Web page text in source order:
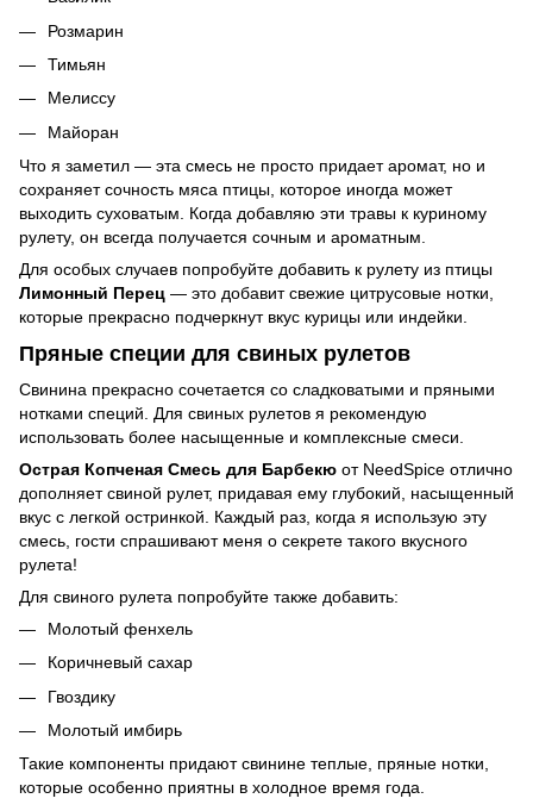
Розмарин
Тимьян
Мелиссу
Майоран
Что я заметил — эта смесь не просто придает аромат, но и
сохраняет сочность мяса птицы, которое иногда может
выходить суховатым. Когда добавляю эти травы к куриному
рулету, он всегда получается сочным и ароматным.
Для особых случаев попробуйте добавить к рулету из птицы
Лимонный Перец — это добавит свежие цитрусовые нотки,
которые прекрасно подчеркнут вкус курицы или индейки.
Пряные специи для свиных рулетов
Свинина прекрасно сочетается со сладковатыми и пряными
нотками специй. Для свиных рулетов я рекомендую
использовать более насыщенные и комплексные смеси.
Острая Копченая Смесь для Барбекю от NeedSpice отлично
дополняет свиной рулет, придавая ему глубокий, насыщенный
вкус с легкой остринкой. Каждый раз, когда я использую эту
смесь, гости спрашивают меня о секрете такого вкусного
рулета!
Для свиного рулета попробуйте также добавить:
Молотый фенхель
Коричневый сахар
Гвоздику
Молотый имбирь
Такие компоненты придают свинине теплые, пряные нотки,
которые особенно приятны в холодное время года.